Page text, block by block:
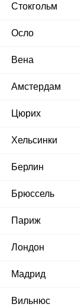
Стокгольм
Осло
Вена
Амстердам
Цюрих
Хельсинки
Берлин
Брюссель
Париж
Лондон
Мадрид
Вильнюс